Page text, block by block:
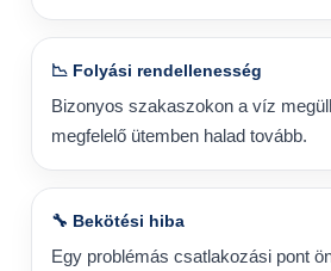
📉 Folyási rendellenesség
Bizonyos szakaszokon a víz
megfelelő ütemben halad tovább.
🔧 Bekötési hiba
Egy problémás csatlakozási pont